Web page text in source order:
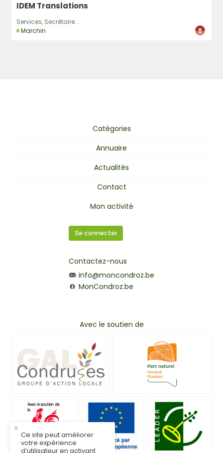
IDEM Translations
Services, Secrétaire...
Marchin
Catégories
Annuaire
Actualités
Contact
Mon activité
Se connecter
Contactez-nous
info@moncondroz.be
MonCondroz.be
Avec le soutien de
x
Ce site peut améliorer
votre expérience
d’utilisateur en activant